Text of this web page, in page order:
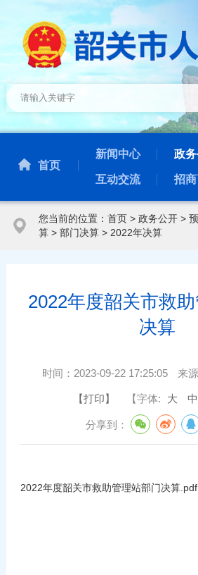
首页
新闻中心 政
互动交流 招
您当前的位置： 首页> 政务公开>
算> 部门决算> 2022年决算
2022年度韶关市救
决算
时间： 2023-09-22 17:25:05 来源
【打印】 【字体: 大 中
分享到：
2022年度韶关市救助管理站部门决算.pdf